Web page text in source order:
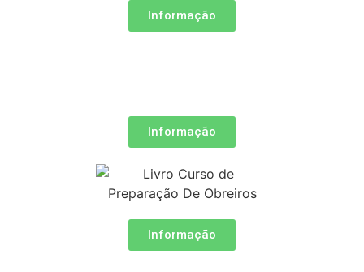
Informação
Informação
Informação